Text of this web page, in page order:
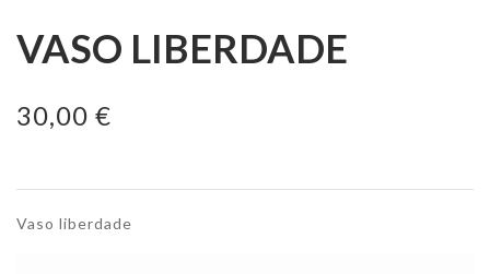
VASO LIBERDADE
30,00 €
Vaso liberdade